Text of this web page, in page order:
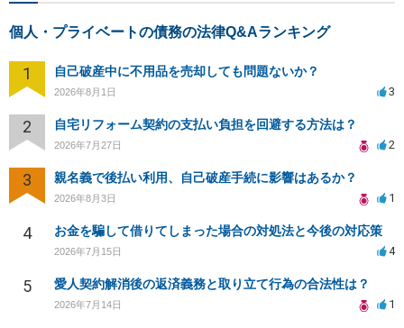
個人・プライベートの債務の法律Q&Aランキング
1 自己破産中に不用品を売却しても問題ないか？
2026年8月1日 3
2 自宅リフォーム契約の支払い負担を回避する方法は？
2026年7月27日 2
3 親名義で後払い利用、自己破産手続に影響はあるか？
2026年8月3日 1
4 お金を騙して借りてしまった場合の対処法と今後の対応策
2026年7月15日 4
5 愛人契約解消後の返済義務と取り立て行為の合法性は？
2026年7月14日 1